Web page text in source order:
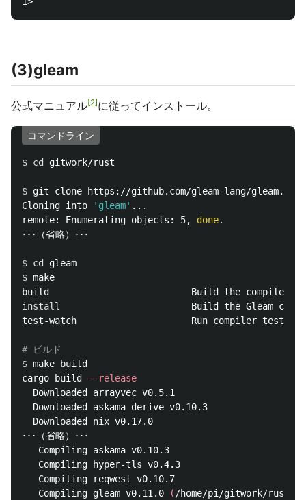
(3)gleam
公式マニュアル 2 に従ってインストール。
コマンドライン
$ cd gitwork/rust
$ git clone https://github.com/gleam-lang/gleam.git
Cloning into
'gleam' ...
remote: Enumerating objects: 5, done.
･･･（省略）･･･
$ cd
$ make
install Build the Gleam
test-watch                     Run compiler tests
# ビルド
$ make build
cargo build
--release
  Downloaded arrayvec v0.5.1
  Downloaded askama_derive v0.10.3
  Downloaded nix v0.17.0
･･･（省略）･･･
   Compiling askama v0.10.3
   Compiling hyper-tls v0.4.3
   Compiling reqwest v0.10.7
   Compiling gleam v0.11.0
(/home/pi/gitwork/rust/